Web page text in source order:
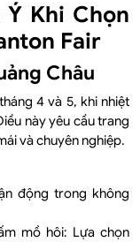
Ý Khi Chọn
Fair
Châu
4 và 5, khi nhiệt
này yêu cầu trang
và chuyên nghiệp.
động trong không
mồ hôi: Lựa chọn